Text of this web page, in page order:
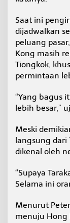
Saat ini
dijadwalkan
peluang
Kong masih
Tiongkok,
permintaan
“Yang bagus
lebih besar,”
Meski
langsung dari
dikenal oleh
“Supaya
Selama ini
Menurut
menuju Hong